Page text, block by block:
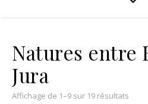
Natures entre
Jura
Affichage de 1–9 sur 19 résultats